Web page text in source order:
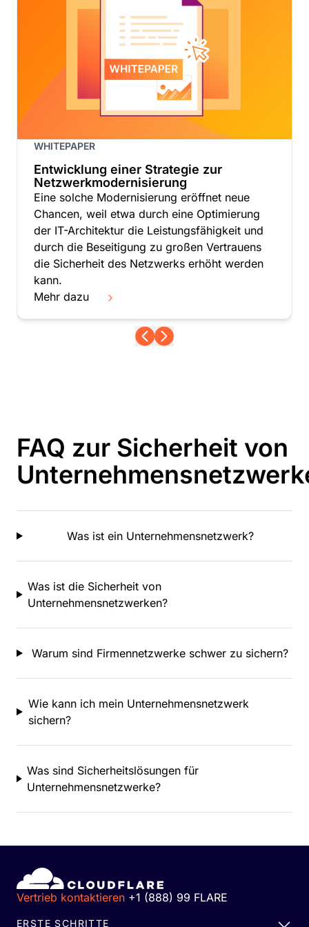
WHITEPAPER
Entwicklung einer Strategie zur
Netzwerkmodernisierung
Eine solche Modernisierung eröffnet neue
Chancen, weil etwa durch eine Optimierung
der IT-Architektur die Leistungsfähigkeit und
durch die Beseitigung zu großen Vertrauens
die Sicherheit des Netzwerks erhöht werden
kann.
Mehr dazu
FAQ zur Sicherheit von
Was ist ein Unternehmensnetzwerk?
Was ist die Sicherheit von
Unternehmensnetzwerken?
Warum sind Firmennetzwerke schwer zu sichern?
Wie kann ich mein Unternehmensnetzwerk
sichern?
Was sind Sicherheitslösungen für
Unternehmensnetzwerke?
Vertrieb kontaktieren +1 (888) 99 FLARE
ERSTE SCHRITTE